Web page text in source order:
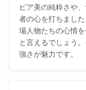
ピア美の純粋さや
者の心を打ちまし
場人物たちの心情
と言えるでしょう
強さが魅力です。